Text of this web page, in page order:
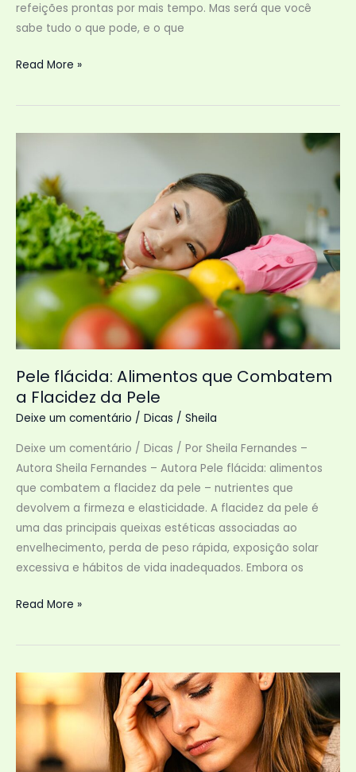
refeições prontas por mais tempo. Mas será que você
sabe tudo o que pode, e o que
Congelar
é
Read More »
Pele flácida: Alimentos que Combatem
a Flacidez da Pele
Deixe um comentário / Dicas / Sheila
Deixe um comentário / Dicas / Por Sheila Fernandes –
Autora Sheila Fernandes – Autora Pele flácida: alimentos
que combatem a flacidez da pele – nutrientes que
devolvem a firmeza e elasticidade. A flacidez da pele é
uma das principais queixas estéticas associadas ao
envelhecimento, perda de peso rápida, exposição solar
excessiva e hábitos de vida inadequados. Embora os
Pele
Alimentos
Combatem
a
Flacidez
Pele
Read More »